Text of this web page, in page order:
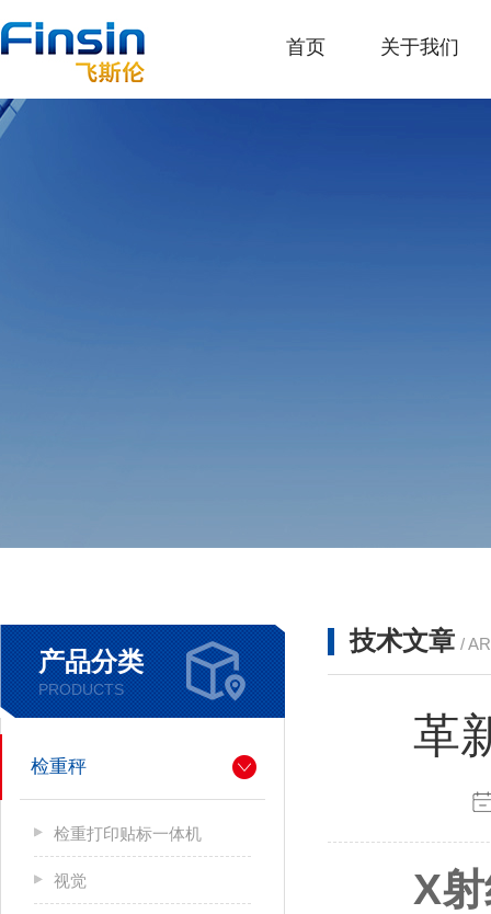
首页 关于我们
产品分类
PRODUCTS
检重秤
检重打印贴标一体机
视觉
技术文章 /
革
X